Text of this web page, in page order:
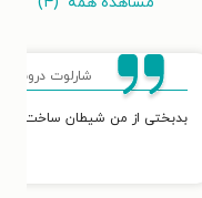
شارلوت درونته
بدبختی از من شیطان ساخت.